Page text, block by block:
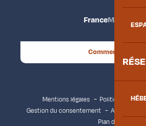
FranceMaurienne
Comment venir ?
Mentions légales
Politique de
Gestion du consentement
Plan du site